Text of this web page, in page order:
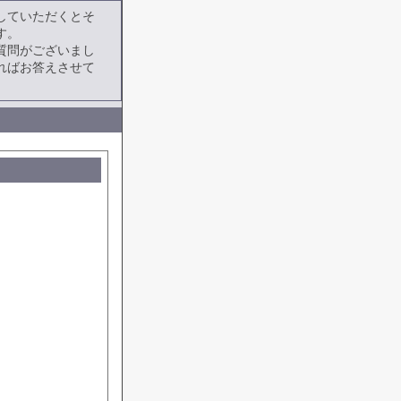
ていただくとそ
問がございまし
ばお答えさせて